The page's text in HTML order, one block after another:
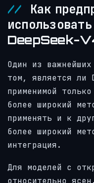
Как
DeepSeek-
Один из
том, является ли
применимой
более широкий
применять и к
более широкий
интеграция.
Для моделей с
относительно